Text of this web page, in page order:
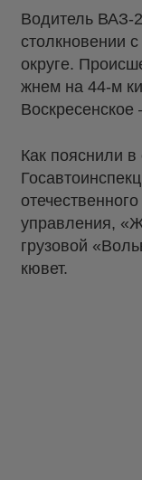
Водитель ВАЗ-
столкновении
округе.
жнем на 44-м
Как пояснили
управления,
грузовой
кювет.